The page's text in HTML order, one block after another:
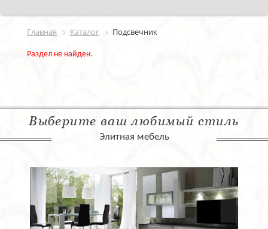
Главная Каталог Подсвечник
Раздел не найден.
Выберите ваш любимый стиль
Элитная мебель